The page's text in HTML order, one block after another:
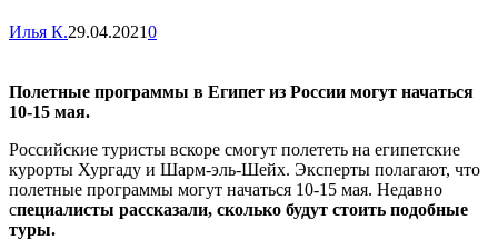
Илья К.29.04.20210
Полетные программы в Египет из России могут начаться
10-15 мая.
Российские туристы вскоре смогут полететь на египетские
курорты Хургаду и Шарм-эль-Шейх. Эксперты полагают, что
полетные программы могут начаться 10-15 мая. Недавно
специалисты рассказали, сколько будут стоить подобные
туры.